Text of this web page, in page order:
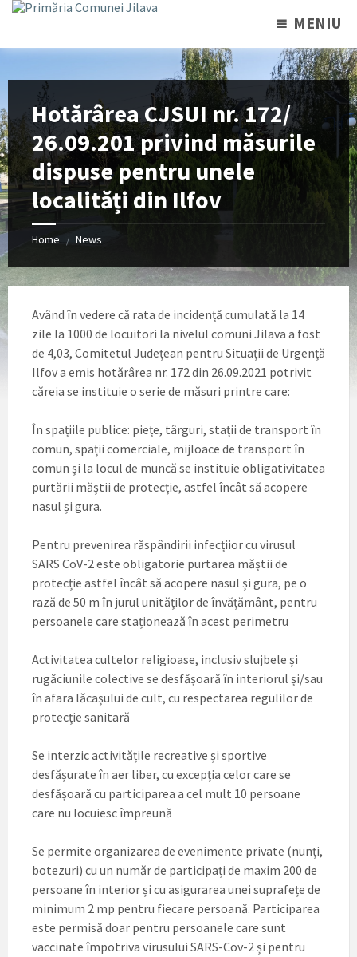
MENIU
Hotărârea CJSUI nr. 172/
26.09.201 privind măsurile
dispuse pentru unele
localități din Ilfov
Home / News
Având în vedere că rata de incidență cumulată la 14
zile la 1000 de locuitori la nivelul comuni Jilava a fost
de 4,03, Comitetul Județean pentru Situații de Urgență
Ilfov a emis hotărârea nr. 172 din 26.09.2021 potrivit
căreia se instituie o serie de măsuri printre care:
În spațiile publice: piețe, târguri, stații de transport în
comun, spații comerciale, mijloace de transport în
comun și la locul de muncă se instituie obligativitatea
purtării măștii de protecție, astfel încât să acopere
nasul și gura.
Pentru prevenirea răspândirii infecțiior cu virusul
SARS CoV-2 este obligatorie purtarea măștii de
protecție astfel încât să acopere nasul și gura, pe o
rază de 50 m în jurul unităților de învățământ, pentru
persoanele care staționează în acest perimetru
Activitatea cultelor religioase, inclusiv slujbele și
rugăciunile colective se desfășoară în interiorul și/sau
în afara lăcașului de cult, cu respectarea regulilor de
protecție sanitară
Se interzic activitățile recreative și sportive
desfășurate în aer liber, cu excepţia celor care se
desfășoară cu participarea a cel mult 10 persoane
care nu locuiesc împreună
Se permite organizarea de evenimente private (nunți,
botezuri) cu un număr de participați de maxim 200 de
persoane în interior și cu asigurarea unei suprafețe de
minimum 2 mp pentru fiecare persoană. Participarea
este permisă doar pentru persoanele care sunt
vaccinate împotriva virusului SARS-Cov-2 și pentru